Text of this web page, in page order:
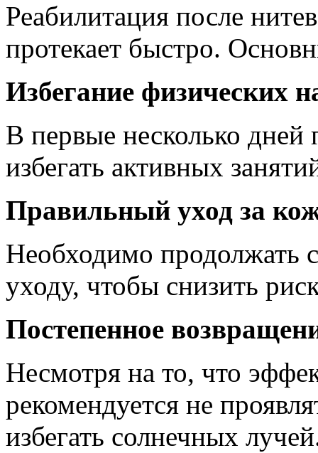
Реабилитация после
протекает быстро.
Избегание физических
В первые несколько дней
избегать активных
Правильный уход за
Необходимо продолжать
уходу, чтобы снизить
Постепенное
Несмотря на то, что
рекомендуется не
избегать солнечных